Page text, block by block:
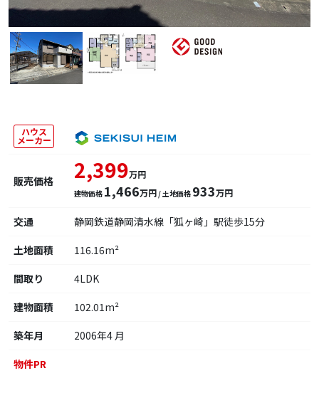
ハウス
メーカー
販売価格 2,399万円
建物価格 1,466万円/ 土地価格 933万円
交通
静岡鉄道静岡清水線「狐ヶ崎」駅徒歩15分
土地面積
116.16m²
間取り
4LDK
建物面積
102.01m²
築年月
2006年4 月
物件PR